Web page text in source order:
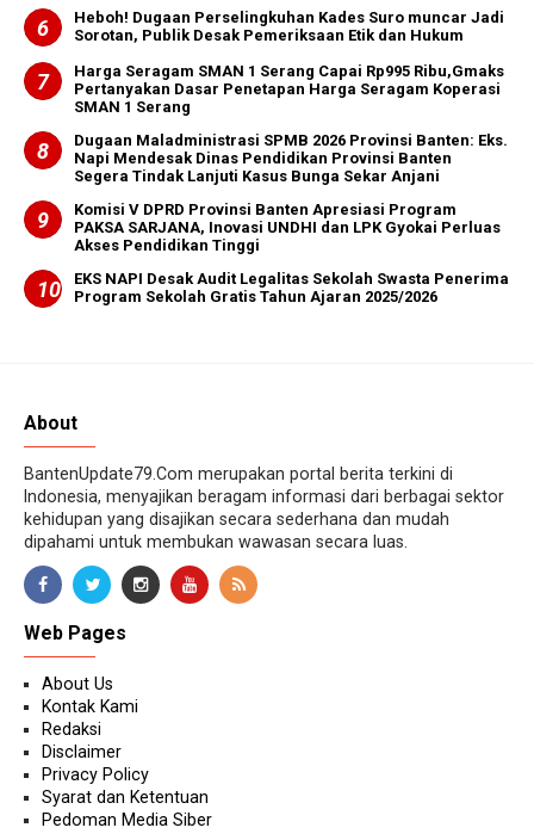
Heboh! Dugaan Perselingkuhan Kades Suro muncar Jadi
Sorotan, Publik Desak Pemeriksaan Etik dan Hukum
Harga Seragam SMAN 1 Serang Capai Rp995 Ribu,Gmaks
Pertanyakan Dasar Penetapan Harga Seragam Koperasi
SMAN 1 Serang
Dugaan Maladministrasi SPMB 2026 Provinsi Banten: Eks.
Napi Mendesak Dinas Pendidikan Provinsi Banten
Segera Tindak Lanjuti Kasus Bunga Sekar Anjani
Komisi V DPRD Provinsi Banten Apresiasi Program
PAKSA SARJANA, Inovasi UNDHI dan LPK Gyokai Perluas
Akses Pendidikan Tinggi
EKS NAPI Desak Audit Legalitas Sekolah Swasta Penerima
Program Sekolah Gratis Tahun Ajaran 2025/2026
About
BantenUpdate79.Com merupakan portal berita terkini di
Indonesia, menyajikan beragam informasi dari berbagai sektor
kehidupan yang disajikan secara sederhana dan mudah
dipahami untuk membukan wawasan secara luas.
Web Pages
About Us
Kontak Kami
Redaksi
Disclaimer
Privacy Policy
Syarat dan Ketentuan
Pedoman Media Siber